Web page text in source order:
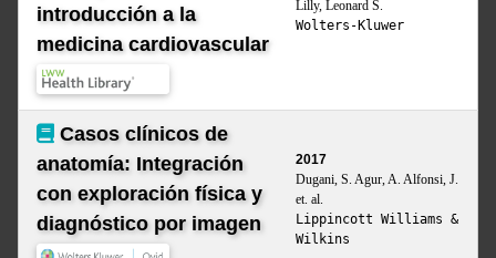
introducción a la
medicina cardiovascular
Lilly, Leonard S.
Wolters-Kluwer
Casos clínicos de
anatomía: Integración
con exploración física y
diagnóstico por imagen
2017
Dugani, S. Agur, A. Alfonsi, J.
et. al.
Lippincott Williams &
Wilkins